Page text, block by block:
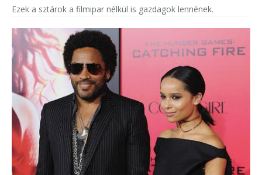
Ezek a sztárok a filmipar nélkül is gazdagok lennének.